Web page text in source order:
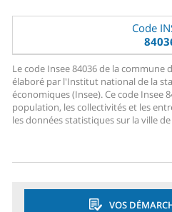
Code
Le code Insee 84036 de la commune
élaboré par l'Institut national de la
économiques (Insee). Ce code Insee
population, les collectivités et les
les données statistiques sur la ville
VOS